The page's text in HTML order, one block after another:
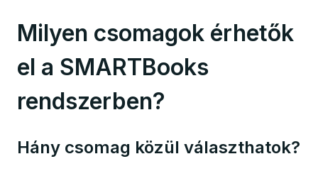
Milyen csomagok érhetők
el a SMARTBooks
rendszerben?
Hány csomag közül választhatok?